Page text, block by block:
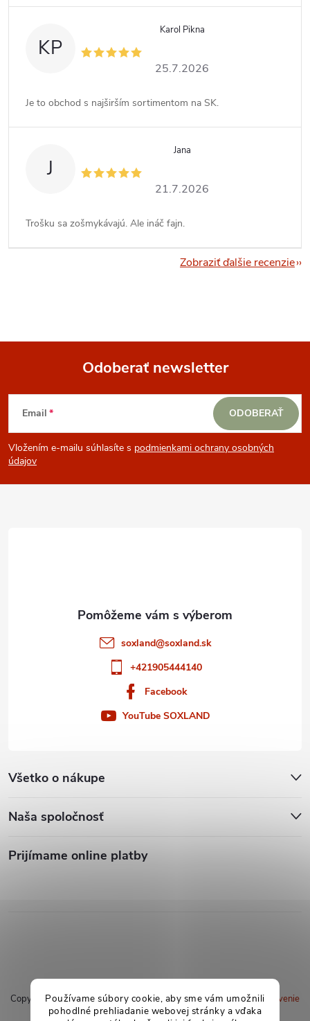
Používame súbory cookie, aby sme vám umožnili
pohodlné prehliadanie webovej stránky a vďaka
KP
Karol Pikna
25.7.2026
Je to obchod s najširším sortimentom na SK.
J
Jana
21.7.2026
Trošku sa zošmykávajú. Ale ináč fajn.
Zobraziť ďalšie recenzie
Z
á
p
Odoberať newsletter
Email
Vložením e-mailu súhlasíte s podmienkami ochrany osobných
údajov
ODOBERAŤ
soxland@soxland.sk
+421905444140
Facebook
YouTube SOXLAND
Všetko o nákupe
Naša spoločnosť
Prijímame online platby
Copyright 2026soxland.sk. Všetky práva vyhradené. Upraviť nastavenie
cookies